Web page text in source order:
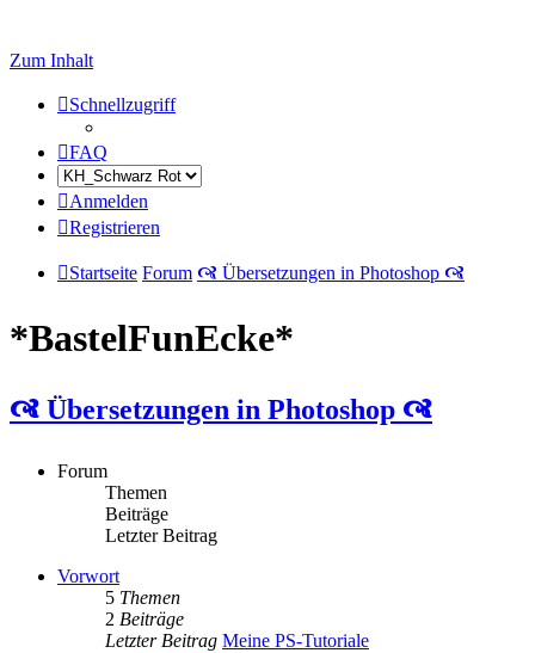
Zum Inhalt
Schnellzugriff
FAQ
Anmelden
Registrieren
Startseite Forum 🙧 Übersetzungen in Photoshop 🙧
*BastelFunEcke*
🙧 Übersetzungen in Photoshop 🙧
Forum
Themen
Beiträge
Letzter Beitrag
Vorwort
5 Themen
2 Beiträge
Letzter Beitrag Meine PS-Tutoriale